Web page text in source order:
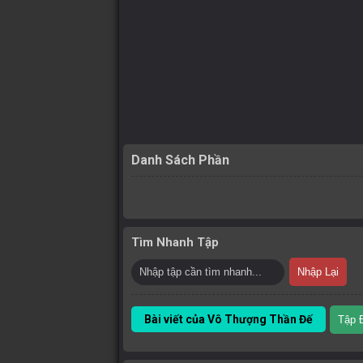
Danh Sách Phần
Tìm Nhanh Tập
Nhập Lại
Bài viết của Vô Thượng Thần Đế Tập